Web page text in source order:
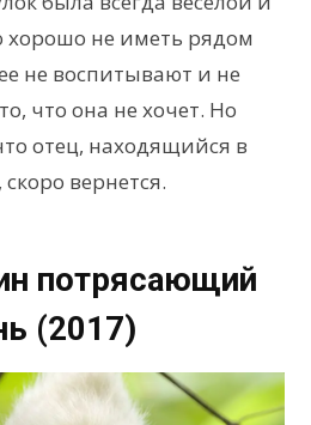
хорошо не иметь рядом
не воспитывают и не
что она не хочет. Но
отец, находящийся в
вернется.
потрясающий
(2017)